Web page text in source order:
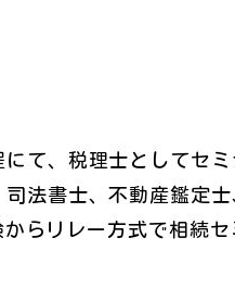
て、税理士としてセ
司法書士、不動産鑑定
らリレー方式で相続セ